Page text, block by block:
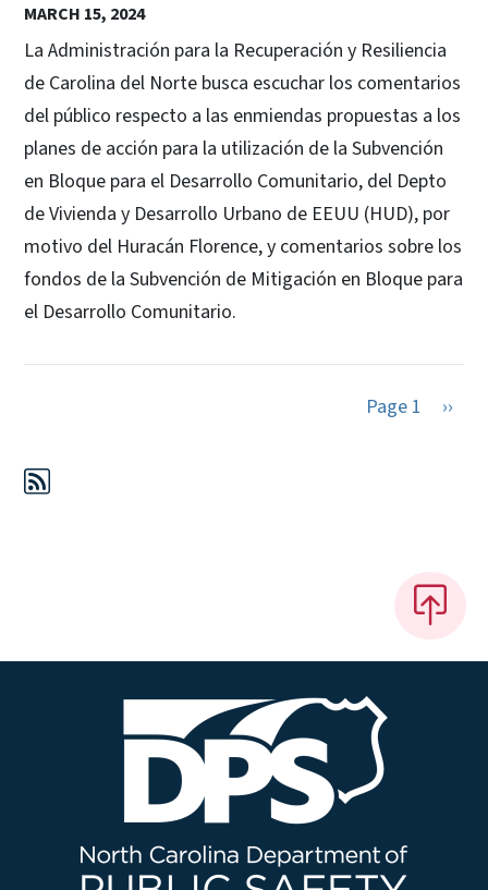
MARCH 15, 2024
La Administración para la Recuperación y Resiliencia
de Carolina del Norte busca escuchar los comentarios
del público respecto a las enmiendas propuestas a los
planes de acción para la utilización de la Subvención
en Bloque para el Desarrollo Comunitario, del Depto
de Vivienda y Desarrollo Urbano de EEUU (HUD), por
motivo del Huracán Florence, y comentarios sobre los
fondos de la Subvención de Mitigación en Bloque para
el Desarrollo Comunitario.
Page 1 Next
››